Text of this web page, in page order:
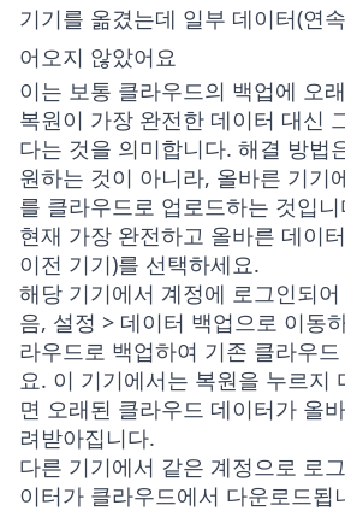
기기를 옮겼는데 일부 데이터(연
어오지 않았어요
이는 보통 클라우드의 백업에 오
복원이 가장 완전한 데이터 대신
다는 것을 의미합니다. 해결 방법
원하는 것이 아니라, 올바른 기기
를 클라우드로 업로드하는 것입니
현재 가장 완전하고 올바른 데이
이전 기기)를 선택하세요.
해당 기기에서 계정에 로그인되
음, 설정 > 데이터 백업으로 이동
라우드로 백업하여 기존 클라우
요. 이 기기에서는 복원을 누르지
면 오래된 클라우드 데이터가 올
려받아집니다.
다른 기기에서 같은 계정으로 로
이터가 클라우드에서 다운로드됩